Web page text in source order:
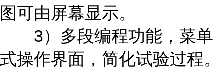
图可由屏幕显示。
3）多段编程功能，菜单
式操作界面，简化试验过程。